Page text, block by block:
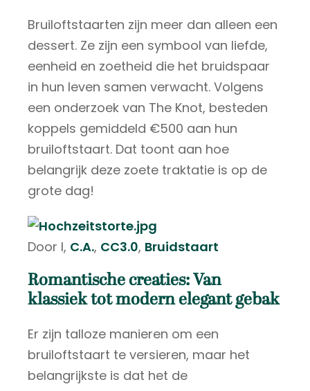
Bruiloftstaarten zijn meer dan alleen een
dessert. Ze zijn een symbool van liefde,
eenheid en zoetheid die het bruidspaar
in hun leven samen verwacht. Volgens
een onderzoek van The Knot, besteden
koppels gemiddeld €500 aan hun
bruiloftstaart. Dat toont aan hoe
belangrijk deze zoete traktatie is op de
grote dag!
Door I, C.A., CC3.0, Bruidstaart
Romantische creaties: Van
klassiek tot modern elegant gebak
Er zijn talloze manieren om een
bruiloftstaart te versieren, maar het
belangrijkste is dat het de